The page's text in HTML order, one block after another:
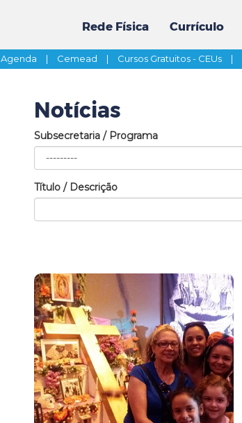
Rede Física Currículo
Agenda | Cemead | Cursos Gratuitos - CEUs |
Notícias
Subsecretaria / Programa
Título / Descrição